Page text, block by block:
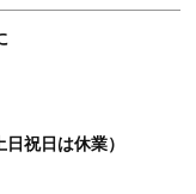
祝日は休業）